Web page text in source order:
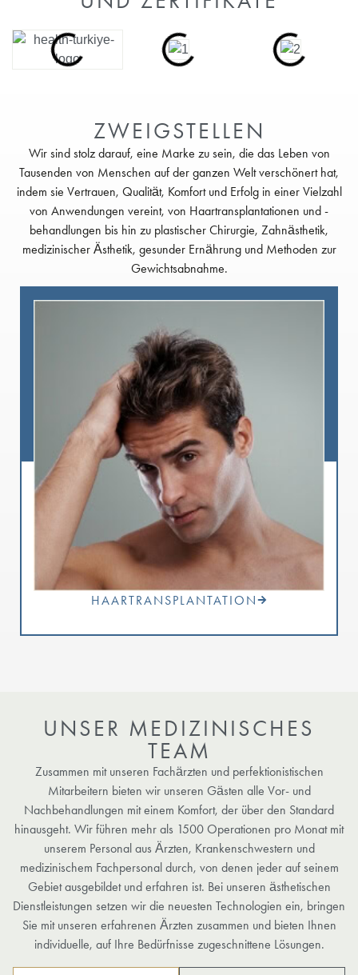
ZWEIGSTELLEN
Wir sind stolz darauf, eine Marke zu sein, die das Leben von
Tausenden von Menschen auf der ganzen Welt verschönert hat,
indem sie Vertrauen, Qualität, Komfort und Erfolg in einer Vielzahl
von Anwendungen vereint, von Haartransplantationen und -
behandlungen bis hin zu plastischer Chirurgie, Zahnästhetik,
medizinischer Ästhetik, gesunder Ernährung und Methoden zur
Gewichtsabnahme.
HAARTRANSPLANTATION
UNSER MEDIZINISCHES
TEAM
Zusammen mit unseren Fachärzten und perfektionistischen
Mitarbeitern bieten wir unseren Gästen alle Vor- und
Nachbehandlungen mit einem Komfort, der über den Standard
hinausgeht. Wir führen mehr als 1500 Operationen pro Monat mit
unserem Personal aus Ärzten, Krankenschwestern und
medizinischem Fachpersonal durch, von denen jeder auf seinem
Gebiet ausgebildet und erfahren ist. Bei unseren ästhetischen
Dienstleistungen setzen wir die neuesten Technologien ein, bringen
Sie mit unseren erfahrenen Ärzten zusammen und bieten Ihnen
individuelle, auf Ihre Bedürfnisse zugeschnittene Lösungen.